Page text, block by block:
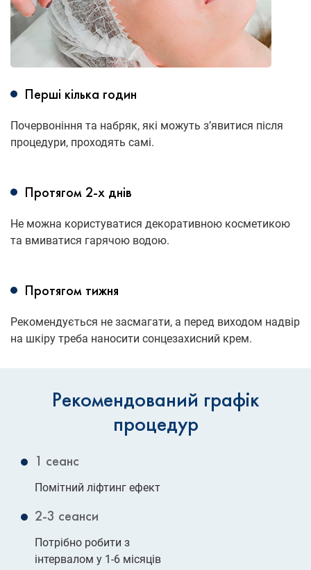
Перші кілька годин
Почервоніння та набряк, які можуть з’явитися після
процедури, проходять самі.
Протягом 2-х днів
Не можна користуватися декоративною косметикою
та вмиватися гарячою водою.
Протягом тижня
Рекомендується не засмагати, а перед виходом надвір
на шкіру треба наносити сонцезахисний крем.
Рекомендований графік
процедур
1 сеанс
Помітний ліфтинг ефект
2-3 сеанси
Потрібно робити з
інтервалом у 1-6 місяців